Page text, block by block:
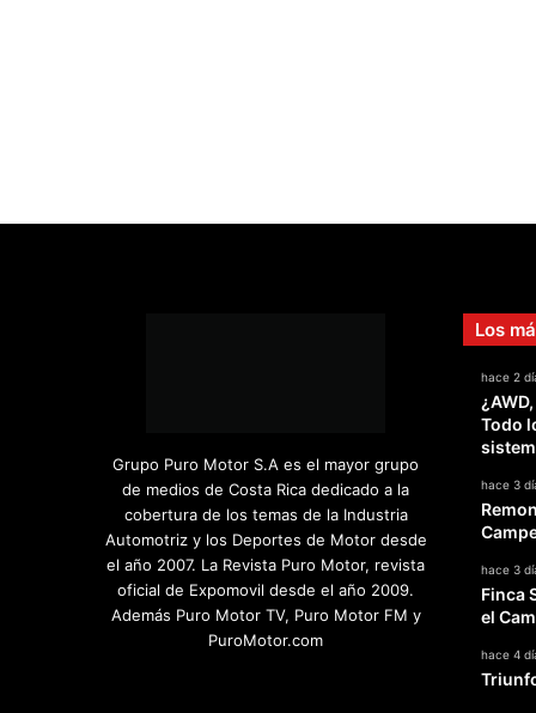
Grupo Puro Motor S.A es el mayor grupo
de medios de Costa Rica dedicado a la
cobertura de los temas de la Industria
Automotriz y los Deportes de Motor desde
el año 2007. La Revista Puro Motor, revista
oficial de Expomovil desde el año 2009.
Además Puro Motor TV, Puro Motor FM y
PuroMotor.com
Los
hace 2
Todo
hace 3
hace 3
Finca
el
hace 4